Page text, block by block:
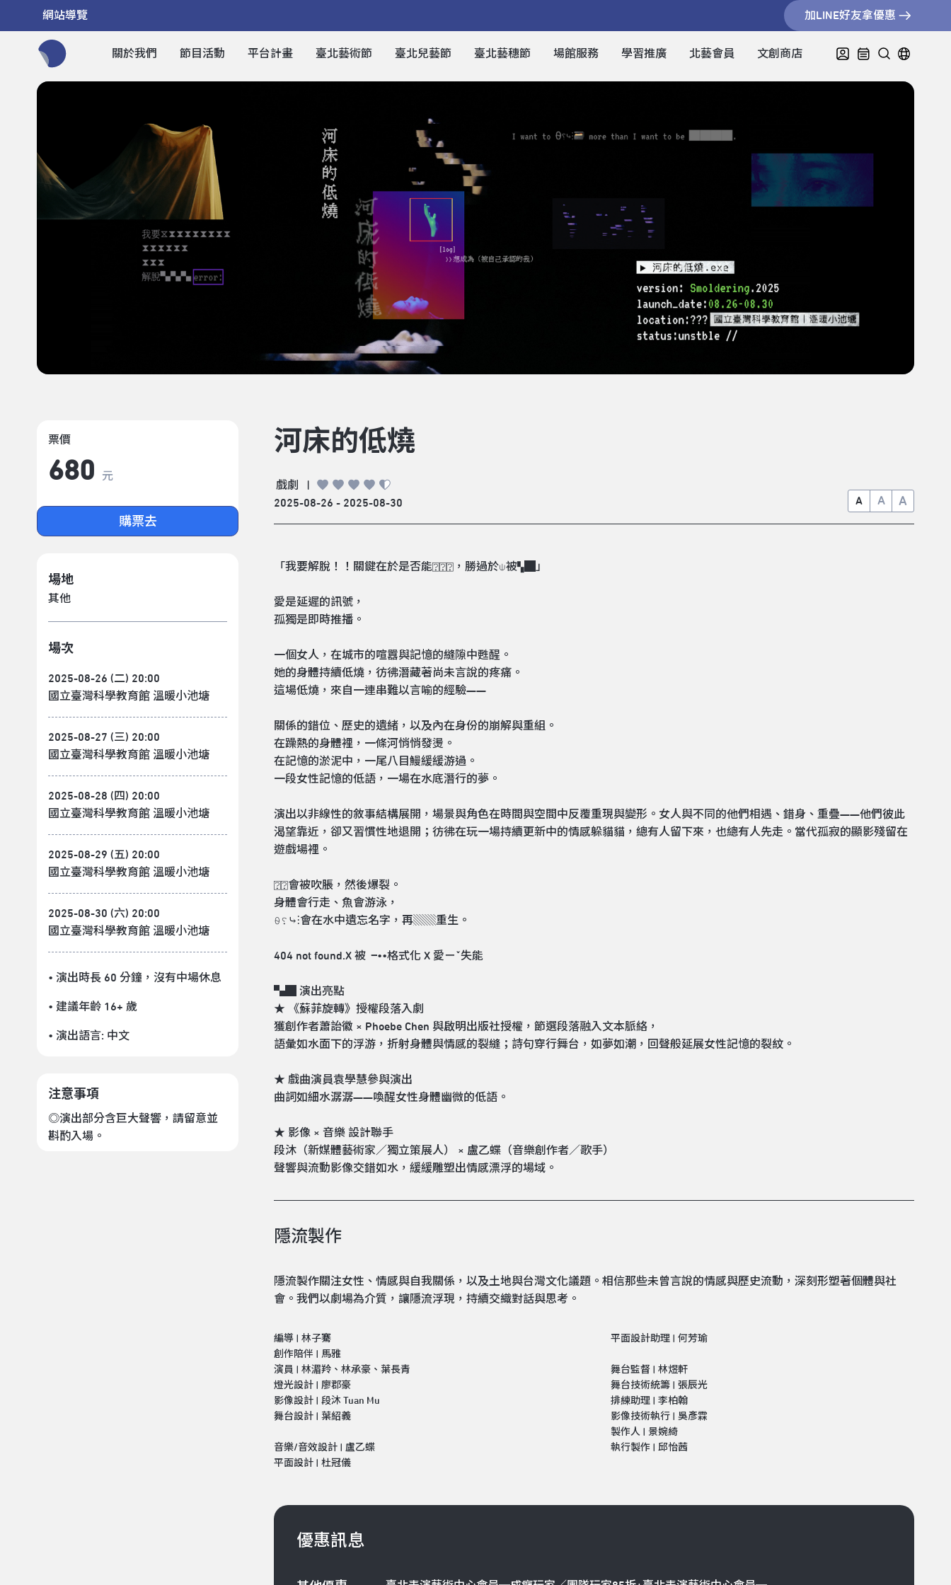
網站導覽 加LINE好友拿優惠
關於我們 節目活動 平台計畫 臺北藝術節 臺北兒藝節 臺北藝穗節 場館服務 學習推廣 北藝會員 文創商店
票價
680 元
購票去
場地
其他
場次
2025-08-26 (二) 20:00
國立臺灣科學教育館 溫暖小池塘
2025-08-27 (三) 20:00
國立臺灣科學教育館 溫暖小池塘
2025-08-28 (四) 20:00
國立臺灣科學教育館 溫暖小池塘
2025-08-29 (五) 20:00
國立臺灣科學教育館 溫暖小池塘
2025-08-30 (六) 20:00
國立臺灣科學教育館 溫暖小池塘
• 演出時長 60 分鐘 ，沒有中場休息
• 建議年齡 16+ 歲
• 演出語言: 中文
注意事項
◎演出部分含巨大聲響，請留意並
斟酌入場。
河床的低燒
戲劇
2025-08-26 - 2025-08-30
A A A
「我要解脫！！關鍵在於是否能⍰⍰⍰，勝過於⍦被▚█」
愛是延遲的訊號，
孤獨是即時推播。
一個女人，在城市的喧囂與記憶的縫隙中甦醒。
她的身體持續低燒，彷彿潛藏著尚未言說的疼痛。
這場低燒，來自一連串難以言喻的經驗——
關係的錯位、歷史的遺緒，以及內在身份的崩解與重組。
在躁熱的身體裡，一條河悄悄發燙。
在記憶的淤泥中，一尾八目鰻緩緩游過。
一段女性記憶的低語，一場在水底潛行的夢。
演出以非線性的敘事結構展開，場景與角色在時間與空間中反覆重現與變形。女人與不同的他們相遇、錯身、重疊——他們彼此
渴望靠近，卻又習慣性地退開；彷彿在玩一場持續更新中的情感躲貓貓，總有人留下來，也總有人先走。當代孤寂的顯影殘留在
遊戲場裡。
⍰⍰會被吹脹，然後爆裂。
身體會行走、魚會游泳，
⍬␦⤷⫶會在水中遺忘名字，再▒▒重生。
404 not found.X 被╺••格式化 X 愛ㄧˇ失能
▚█ 演出亮點
★ 《蘇菲旋轉》授權段落入劇
獲創作者蕭詒徽 × Phoebe Chen 與啟明出版社授權，節選段落融入文本脈絡，
語彙如水面下的浮游，折射身體與情感的裂縫；詩句穿行舞台，如夢如潮，回聲般延展女性記憶的裂紋。
★ 戲曲演員袁學慧參與演出
曲詞如細水潺潺——喚醒女性身體幽微的低語。
★ 影像 × 音樂 設計聯手
段沐（新媒體藝術家／獨立策展人） × 盧乙蝶（音樂創作者／歌手）
聲響與流動影像交錯如水，緩緩雕塑出情感漂浮的場域。
隱流製作
隱流製作關注女性、情感與自我關係，以及土地與台灣文化議題。相信那些未曾言說的情感與歷史流動，深刻形塑著個體與社
會。我們以劇場為介質，讓隱流浮現，持續交織對話與思考。
編導 | 林子騫
創作陪伴 | 馬雅
演員 | 林湄羚、林承豪、葉長青
燈光設計 | 廖郡豪
影像設計 | 段沐 Tuan Mu
舞台設計 | 葉紹義
音樂/音效設計 | 盧乙蝶
平面設計 | 杜冠儀
平面設計助理 | 何芳瑜
舞台監督 | 林煜軒
舞台技術統籌 | 張辰光
排練助理 | 李柏翰
影像技術執行 | 吳彥霖
製作人 | 景婉綺
執行製作 | 邱怡茜
優惠訊息